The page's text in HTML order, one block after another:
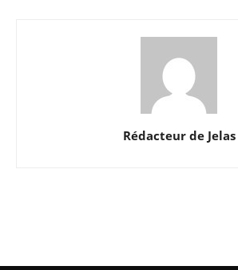
Rédacteur de Jelas